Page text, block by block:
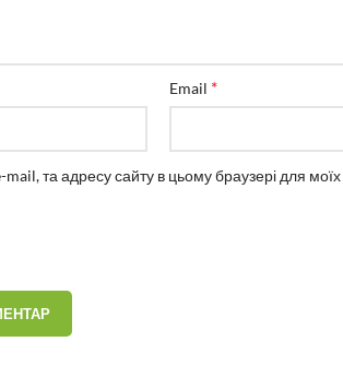
Email *
mail, та адресу сайту в цьому браузері для